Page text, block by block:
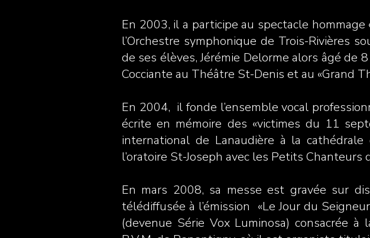
En 2003, il a participe au spectacle hommage
l’Orchestre symphonique de Trois-Rivières
de ses élèves, Jérémie Delorme alors âgé
Cocciante au Théâtre St-Denis et au «Grand
En 2004, il fonde l’ensemble vocal
écrite en mémoire des «victimes du 11
international de Lanaudière à la
l’oratoire St-Joseph avec les Petits
En mars 2008, sa messe est gravée sur
télédiffusée à l’émission «Le Jour du
(devenue Série Vox Luminosa) consacrée